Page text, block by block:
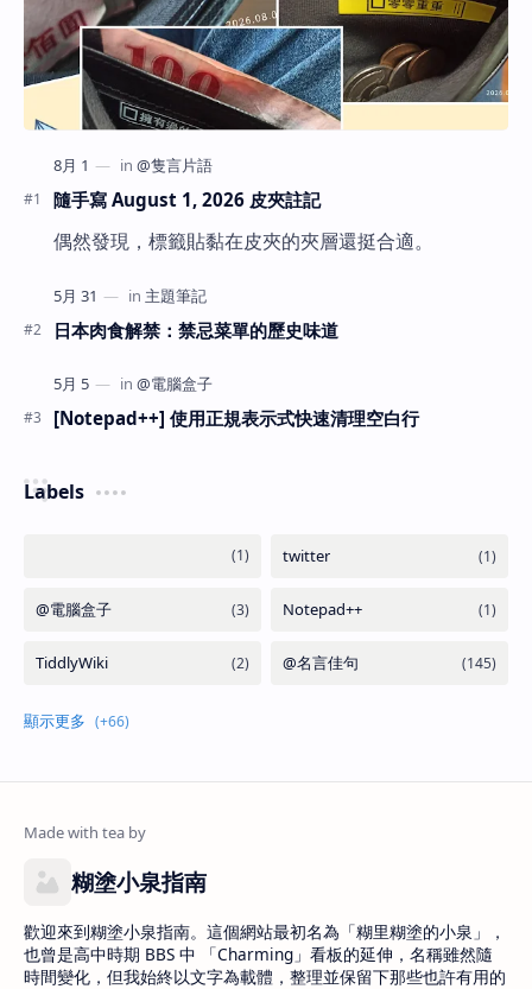
隨手寫 August 1, 2026 皮夾註記
偶然發現，標籤貼黏在皮夾的夾層還挺合適。
日本肉食解禁：禁忌菜單的歷史味道
[Notepad++] 使用正規表示式快速清理空白行
Labels
糊塗小泉指南
歡迎來到糊塗小泉指南。這個網站最初名為「糊里糊塗的小泉」，
也曾是高中時期 BBS 中 「Charming」看板的延伸，名稱雖然隨
時間變化，但我始終以文字為載體，整理並保留下那些也許有用的